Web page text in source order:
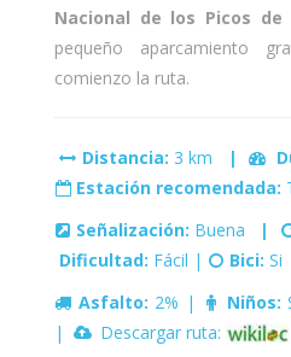
Nacional de los Picos de
pequeño aparcamiento
comienzo la ruta.
Distancia: 3 km |
Estación recomendada:
Señalización: Buena |
Dificultad: Fácil | Bici: Si
Asfalto: 2% | Niños:
|
Descargar ruta: